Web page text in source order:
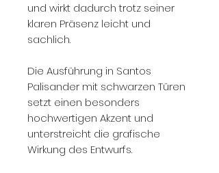
und wirkt dadurch trotz seiner
klaren Präsenz leicht und
sachlich.
Die Ausführung in Santos
Palisander mit schwarzen Türen
setzt einen besonders
hochwertigen Akzent und
unterstreicht die grafische
Wirkung des Entwurfs.